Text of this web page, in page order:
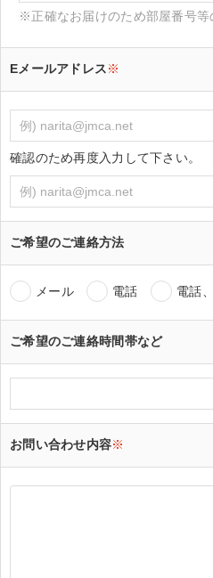
※正確なお届けのため部屋番号等
Eメールアドレス※
確認のため再度入力して下さい。
ご希望のご連絡方法
メール 電話 電話
ご希望のご連絡時間帯など
お問い合わせ内容※